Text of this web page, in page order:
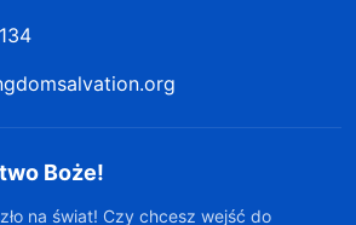
Boże!
na świat! Czy chcesz wejść do